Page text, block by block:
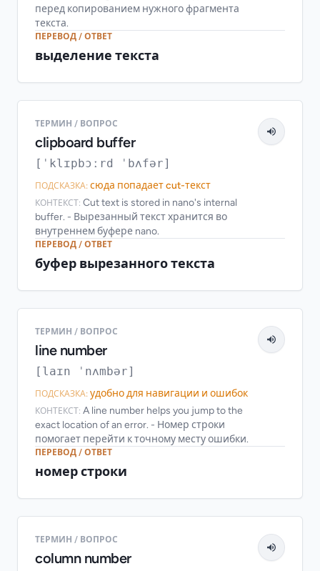
перед копированием нужного фрагмента
текста.
ПЕРЕВОД / ОТВЕТ
выделение текста
ТЕРМИН / ВОПРОС
clipboard buffer
[ˈklɪpbɔːrd ˈbʌfər]
ПОДСКАЗКА: сюда попадает cut-текст
КОНТЕКСТ: Cut text is stored in nano's internal
buffer. - Вырезанный текст хранится во
внутреннем буфере nano.
ПЕРЕВОД / ОТВЕТ
буфер вырезанного текста
ТЕРМИН / ВОПРОС
line number
[laɪn ˈnʌmbər]
ПОДСКАЗКА: удобно для навигации и ошибок
КОНТЕКСТ: A line number helps you jump to the
exact location of an error. - Номер строки
помогает перейти к точному месту ошибки.
ПЕРЕВОД / ОТВЕТ
номер строки
ТЕРМИН / ВОПРОС
column number